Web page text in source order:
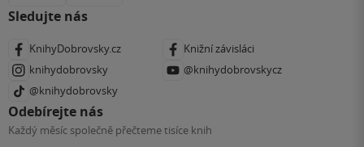
Sledujte nás
KnihyDobrovsky.cz
Knižní závisláci
knihydobrovsky
@knihydobrovskycz
@knihydobrovsky
Odebírejte nás
Každý měsíc společně přečteme tisíce knih